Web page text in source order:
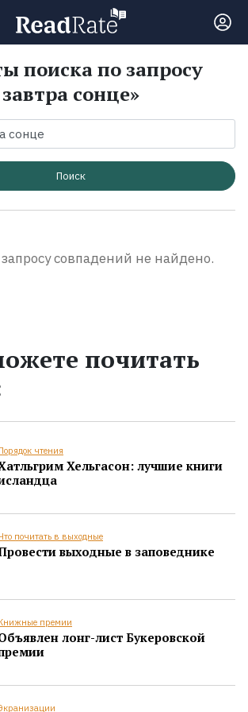
поиска по запросу
сонце»
Поиск
совпадений не найдено.
почитать
чтения
Хельгасон: лучшие книги
почитать в выходные
выходные в заповеднике
премии
лонг-лист Букеровской